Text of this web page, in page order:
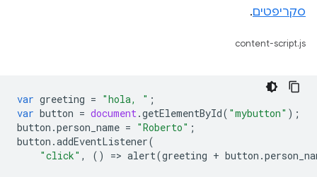
סקריפטים.
content-script.js
var greeting = "hola, " ;
var button = document.getElementById( "mybutton" );
button .person_name = "Roberto" ;
button .addEventListener(
"click" , () => alert(greeting + button .